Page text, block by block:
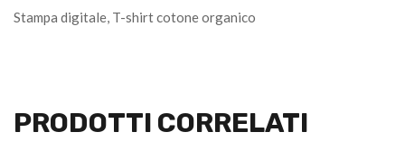
Stampa digitale, T-shirt cotone organico
PRODOTTI CORRELATI